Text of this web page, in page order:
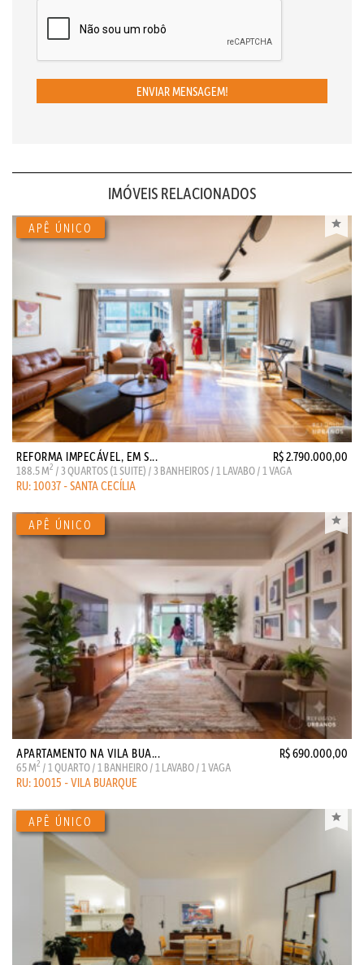
ENVIAR MENSAGEM!
IMÓVEIS RELACIONADOS
REFORMA IMPECÁVEL, EM S... R$ 2.790.000,00
188.5 M2 / 3 QUARTOS (1 SUITE) / 3 BANHEIROS / 1 LAVABO / 1 VAGA
RU: 10037 - SANTA CECÍLIA
APARTAMENTO NA VILA BUA... R$ 690.000,00
65 M2 / 1 QUARTO / 1 BANHEIRO / 1 LAVABO / 1 VAGA
RU: 10015 - VILA BUARQUE